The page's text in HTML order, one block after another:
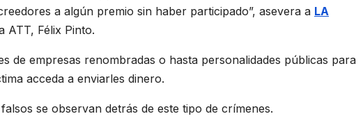
a algún premio sin haber participado”, asevera a LA
ATT, Félix Pinto.
de empresas renombradas o hasta personalidades públicas para
acceda a enviarles dinero.
se observan detrás de este tipo de crímenes.